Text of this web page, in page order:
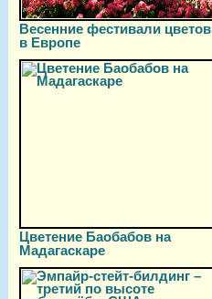
Весенние фестивали цветов
в Европе
Цветение Баобабов на
Мадагаскаре